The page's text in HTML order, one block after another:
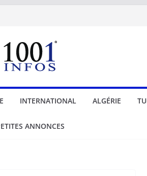
INTERNATIONAL ALGÉRIE
ANNONCES